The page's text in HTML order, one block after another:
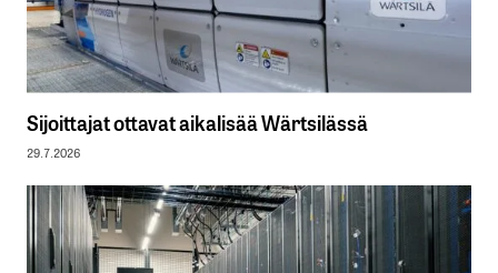
Sijoittajat ottavat aikalisää Wärtsilässä
29.7.2026